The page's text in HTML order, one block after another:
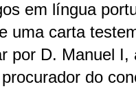
em língua
uma carta
por D. Manuel I,
do